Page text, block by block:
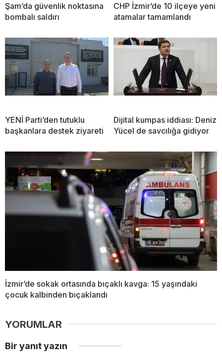
Şam’da güvenlik noktasına
bombalı saldırı
CHP İzmir’de 10 ilçeye yeni
atamalar tamamlandı
YENİ Parti’den tutuklu
başkanlara destek ziyareti
Dijital kumpas iddiası: Deniz
Yücel de savcılığa gidiyor
İzmir’de sokak ortasında bıçaklı kavga: 15 yaşındaki
çocuk kalbinden bıçaklandı
YORUMLAR
Bir yanıt yazın